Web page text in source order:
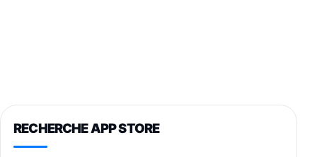
RECHERCHE APP STORE